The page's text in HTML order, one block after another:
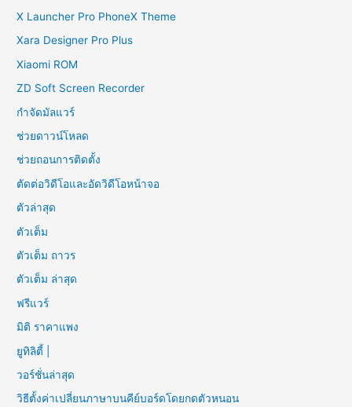
X Launcher Pro PhoneX Theme
Xara Designer Pro Plus
Xiaomi ROM
ZD Soft Screen Recorder
กำจัดมัลแวร์
ช่วยดาวน์โหลด
ช่วยถอนการติดตั้ง
ตัดต่อวิดีโอและอัดวิดีโอหน้าจอ
ตัวล่าสุด
ตัวเต็ม
ตัวเต็ม ถาวร
ตัวเต็ม ล่าสุด
ฟรีแวร์
มิติ ราคาแพง
ยูทิลิตี้ |
วอร์ชั่นล่าสุด
วิธีตั้งค่าเปลี่ยนภาษาบนคีย์บอร์ดโดยกดตัวหนอน